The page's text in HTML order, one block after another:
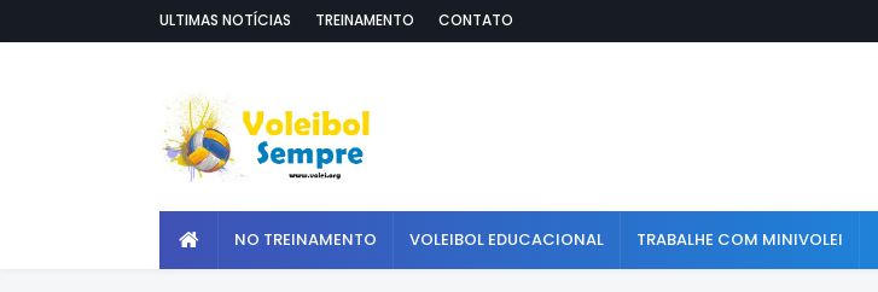
ULTIMAS NOTÍCIAS TREINAMENTO CONTATO
NO TREINAMENTO VOLEIBOL EDUCACIONAL TRABALHE COM MINIVOLEI